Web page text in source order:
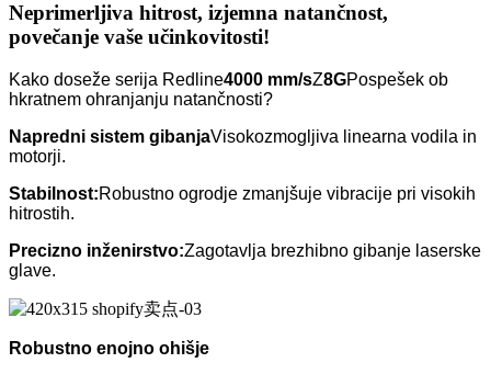
Neprimerljiva hitrost, izjemna natančnost,
povečanje vaše učinkovitosti!
Kako doseže serija Redline4000 mm/sZ8GPospešek ob
hkratnem ohranjanju natančnosti?
Napredni sistem gibanjaVisokozmogljiva linearna vodila in
motorji.
Stabilnost:Robustno ogrodje zmanjšuje vibracije pri visokih
hitrostih.
Precizno inženirstvo:Zagotavlja brezhibno gibanje laserske
glave.
Robustno enojno ohišje